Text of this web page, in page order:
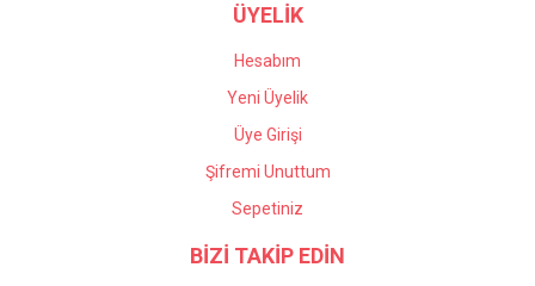
ÜYELİK
Hesabım
Yeni Üyelik
Üye Girişi
Şifremi Unuttum
Sepetiniz
BİZİ TAKİP EDİN